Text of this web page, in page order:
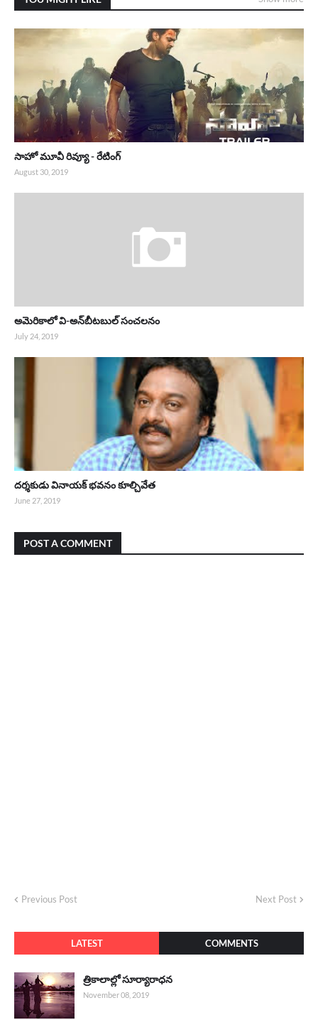
సాహో మూవీ రివ్యూ - రేటింగ్
August 30, 2019
అమెరికాలో వి-అన్‌బీటబుల్ సంచలనం
July 24, 2019
దర్శకుడు వినాయక్ భవనం కూల్చివేత
June 27, 2019
POST A COMMENT
Previous Post Next Post
LATEST COMMENTS
త్రికాలాల్లో సూర్యారాధన
November 08, 2019